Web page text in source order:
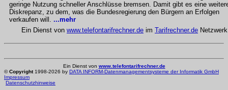
geringe Nutzung schneller Anschlüsse bremsen. Damit gibt es eine
Diskrepanz, zu dem, was die Bundesregierung den Bürgern an Erfolgen
verkaufen will. ...mehr
Ein Dienst von www.telefontarifrechner.de im Tarifrechner.de Netzwerk
Ein Dienst von www.telefontarifrechner.de
©Copyright1998-2026 by DATA INFORM-Datenmanagementsysteme der Informatik GmbH
Impressum
Datenschutzhinweise